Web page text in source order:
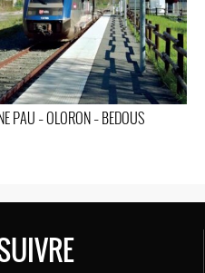
PAU – OLORON – BEDOUS